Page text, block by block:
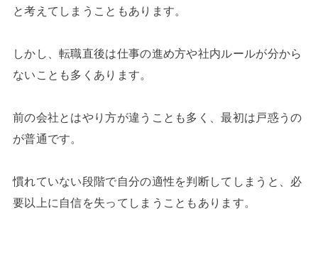
と考えてしまうこともあります。
しかし、転職直後は仕事の進め方や社内ルールが分から
ないことも多くあります。
前の会社とはやり方が違うことも多く、最初は戸惑うの
が普通です。
慣れていない段階で自分の適性を判断してしまうと、必
要以上に自信を失ってしまうこともあります。